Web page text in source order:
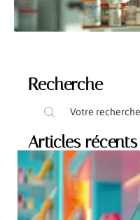
Recherche
Articles récents